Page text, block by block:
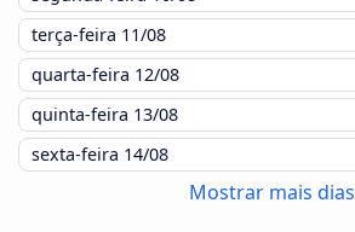
terça-feira 11/08
quarta-feira 12/08
quinta-feira 13/08
sexta-feira 14/08
Mostrar mais dias